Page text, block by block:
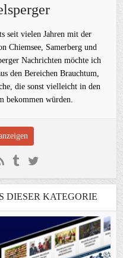
seit vielen Jahren mit der
Chiemsee, Samerberg und
Nachrichten möchte ich
den Bereichen Brauchtum,
die sonst vielleicht in den
bekommen würden.
DIESER KATEGORIE